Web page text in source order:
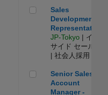
Sales Development
Sales
Development
Representative
JP-Tokyo | イン
サイド セールス
| 社会人採用
Senior Sales
Senior Sales
Account
Manager -